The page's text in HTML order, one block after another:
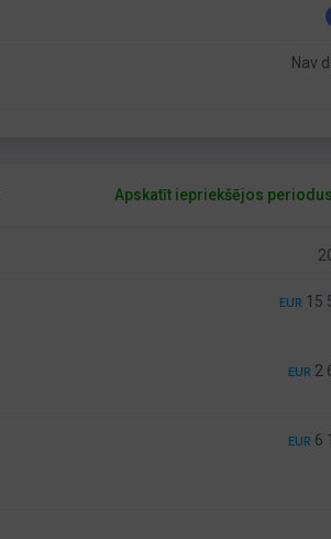
Nav
Apskatīt iepriekšējos periodus
EUR 15
EUR 2
EUR 6